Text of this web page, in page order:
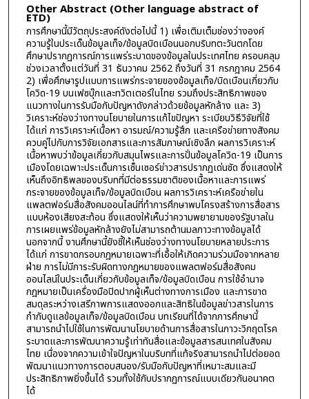
Other Abstract (Other language abstract of
ETD)
การศึกษานี้มีวัตถุประสงค์ดังต่อไปนี้ 1) เพื่อเติมเต็มช่องว่างองค์
ความรู้ในประเด็นข้อมูลเท็จ/ข้อมูลบิดเบือนนอกบริบทตะวันตกโดย
ศึกษาปรากฏการณ์การแพร่ระบาดของข้อมูลในประเทศไทย ครอบคลุม
ช่วงเวลาตั้งแต่วันที่ 31 ธันวาคม 2562 ถึงวันที่ 31 กรกฎาคม 2564
2) เพื่อศึกษารูปแบบการแพร่กระจายของข้อมูลเท็จ/บิดเบือนเกี่ยวกับ
โควิด-19 บนเฟซบุ๊กและทวิตเตอร์ในไทย รวมถึงประสิทธิภาพของ
แนวทางในการรับมือกับปัญหาดังกล่าวด้วยข้อมูลหักล้าง และ 3)
วิเคราะห์ช่องว่างทางนโยบายในการแก้ไขปัญหา ระเบียบวิธีวิจัยที่ใช้
ได้แก่ การวิเคราะห์เนื้อหา อารมณ์/ความรู้สึก และเครือข่ายทางสังคม
ควบคู่ไปกับการวิจัยเอกสารและการสัมภาษณ์เชิงลึก ผลการวิเคราะห์
เนื้อหาพบว่าข้อมูลเกี่ยวกับสมุนไพรและการปั่นข้อมูลโควิด-19 เป็นการ
เมืองโดยเฉพาะประเด็นการเซ็นเซอร์ข่าวสารปรากฏเด่นชัด ซึ่งแสดงให้
เห็นถึงอิทธิพลของบริบทที่มีต่อธรรมชาติของเนื้อหาและการแพร่
กระจายของข้อมูลเท็จ/ข้อมูลบิดเบือน ผลการวิเคราะห์เครือข่ายใน
แพลตฟอร์มสื่อสังคมออนไลน์ที่ทำการศึกษาพบโครงสร้างการสื่อสาร
แบบห้องเสียงสะท้อน ซึ่งแสดงให้เห็นว่าความพยายามของรัฐบาลใน
การเผยแพร่ข้อมูลหักล้างยังไม่สามารถต้านมลภาวะทางข้อมูลได้
นอกจากนี้ งานศึกษานี้ยังชี้ให้เห็นช่องว่างทางนโยบายหลายประการ
ได้แก่ การขาดกรอบกฎหมายเฉพาะที่เอื้อให้เกิดความร่วมมือจากหลาย
ฝ่าย การไม่มีภาระรับผิดทางกฎหมายของแพลตฟอร์มสื่อสังคม
ออนไลน์ในประเด็นเกี่ยวกับข้อมูลเท็จ/ข้อมูลบิดเบือน การใช้อำนาจ
กฎหมายเป็นเครื่องมือปิดปากผู้เห็นต่างทางการเมือง และการขาด
สมดุลระหว่างเสรีภาพการแสดงออกและสิทธิในข้อมูลข่าวสารในการ
กำกับดูแลข้อมูลเท็จ/ข้อมูลบิดเบือน บทเรียนที่ได้จากการศึกษานี้
สามารถนำไปใช้ในการพัฒนานโยบายด้านการสื่อสารในภาวะวิกฤตโรค
ระบาดและการพัฒนาความรู้เท่าทันสื่อและข้อมูลสารสนเทศในสังคม
ไทย เนื่องจากความเข้าใจปัญหาในบริบทที่แท้จริงสามารถนำไปต่อยอด
พัฒนาแนวทางการตอบสนอง/รับมือกับปัญหาที่เหมาะสมและมี
ประสิทธิภาพยิ่งขึ้นได้ รวมทั้งใช้กับปรากฏการณ์แบบเดียวกันอนาคต
ได้